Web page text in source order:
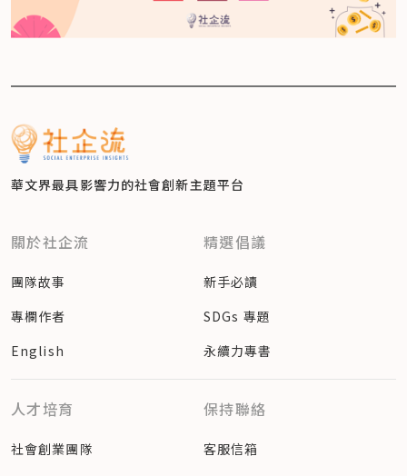
華文界最具影響力的社會創新主題平台
關於社企流
團隊故事
專欄作者
English
精選倡議
新手必讀
SDGs 專題
永續力專書
人才培育
社會創業團隊
保持聯絡
客服信箱